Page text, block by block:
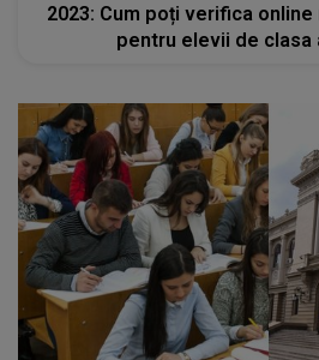
2023: Cum poți verifica
pentru elevii de clasa